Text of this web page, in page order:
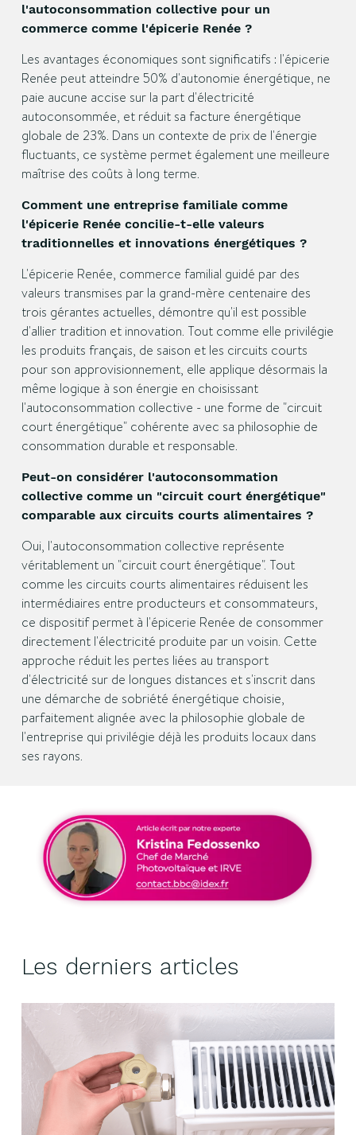
l'autoconsommation collective pour un
commerce comme l'épicerie Renée ?
Les avantages économiques sont significatifs : l'épicerie
Renée peut atteindre 50% d'autonomie énergétique, ne
paie aucune accise sur la part d'électricité
autoconsommée, et réduit sa facture énergétique
globale de 23%. Dans un contexte de prix de l'énergie
fluctuants, ce système permet également une meilleure
maîtrise des coûts à long terme.
Comment une entreprise familiale comme
l'épicerie Renée concilie-t-elle valeurs
traditionnelles et innovations énergétiques ?
L'épicerie Renée, commerce familial guidé par des
valeurs transmises par la grand-mère centenaire des
trois gérantes actuelles, démontre qu'il est possible
d'allier tradition et innovation. Tout comme elle privilégie
les produits français, de saison et les circuits courts
pour son approvisionnement, elle applique désormais la
même logique à son énergie en choisissant
l'autoconsommation collective - une forme de "circuit
court énergétique" cohérente avec sa philosophie de
consommation durable et responsable.
Peut-on considérer l'autoconsommation
collective comme un "circuit court énergétique"
comparable aux circuits courts alimentaires ?
Oui, l'autoconsommation collective représente
véritablement un "circuit court énergétique". Tout
comme les circuits courts alimentaires réduisent les
intermédiaires entre producteurs et consommateurs,
ce dispositif permet à l'épicerie Renée de consommer
directement l'électricité produite par un voisin. Cette
approche réduit les pertes liées au transport
d'électricité sur de longues distances et s'inscrit dans
une démarche de sobriété énergétique choisie,
parfaitement alignée avec la philosophie globale de
l'entreprise qui privilégie déjà les produits locaux dans
ses rayons.
Les derniers articles